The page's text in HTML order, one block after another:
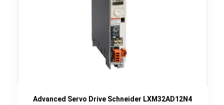
Advanced Servo Drive Schneider LXM32AD12N4